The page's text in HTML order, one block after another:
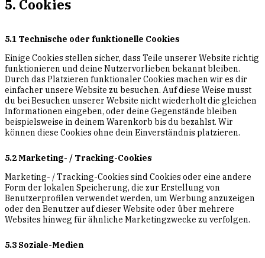
5. Cookies
5.1 Technische oder funktionelle Cookies
Einige Cookies stellen sicher, dass Teile unserer Website richtig
funktionieren und deine Nutzervorlieben bekannt bleiben.
Durch das Platzieren funktionaler Cookies machen wir es dir
einfacher unsere Website zu besuchen. Auf diese Weise musst
du bei Besuchen unserer Website nicht wiederholt die gleichen
Informationen eingeben, oder deine Gegenstände bleiben
beispielsweise in deinem Warenkorb bis du bezahlst. Wir
können diese Cookies ohne dein Einverständnis platzieren.
5.2 Marketing- / Tracking-Cookies
Marketing- / Tracking-Cookies sind Cookies oder eine andere
Form der lokalen Speicherung, die zur Erstellung von
Benutzerprofilen verwendet werden, um Werbung anzuzeigen
oder den Benutzer auf dieser Website oder über mehrere
Websites hinweg für ähnliche Marketingzwecke zu verfolgen.
5.3 Soziale-Medien